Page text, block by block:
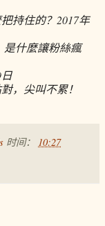
持住的？ 2017年
是什麼讓粉絲瘋
，尖叫不累！
时间： 10:27